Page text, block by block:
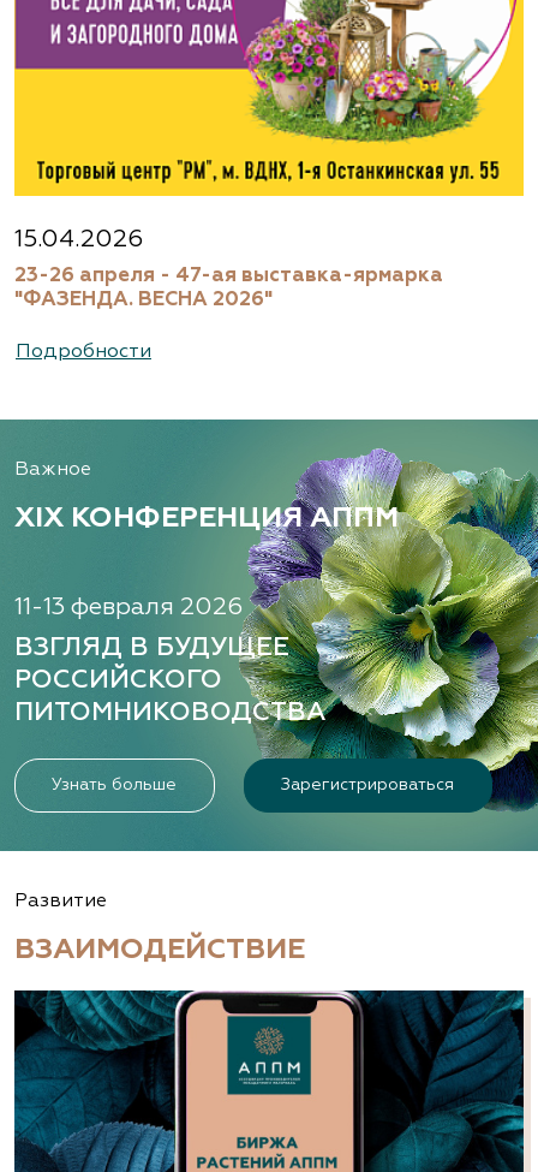
15.04.2026
23-26 апреля - 47-ая выставка-ярмарка
"ФАЗЕНДА. ВЕСНА 2026"
Подробности
Важное
XIX КОНФЕРЕНЦИЯ АППМ
11-13 февраля 2026
ВЗГЛЯД В БУДУЩЕЕ
РОССИЙСКОГО
ПИТОМНИКОВОДСТВА
Узнать больше Зарегистрироваться
Развитие
ВЗАИМОДЕЙСТВИЕ